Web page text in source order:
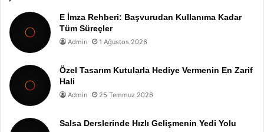
E İmza Rehberi: Başvurudan Kullanıma Kadar
Tüm Süreçler
Admin 1 Ağustos 2026
Özel Tasarım Kutularla Hediye Vermenin En Zarif
Hali
Admin 25 Temmuz 2026
Salsa Derslerinde Hızlı Gelişmenin Yedi Yolu